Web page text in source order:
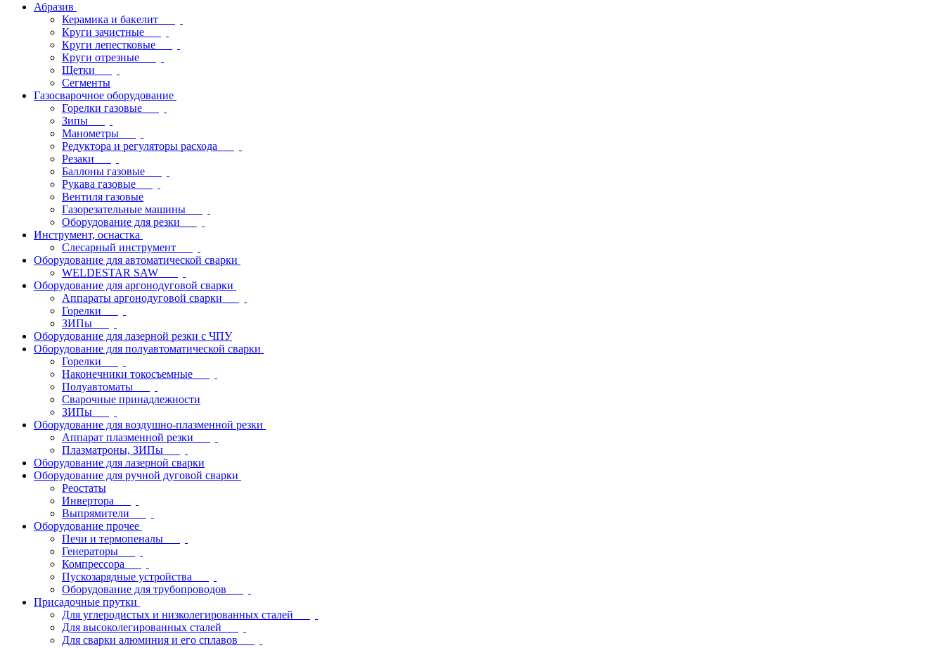
Абразив
Керамика и бакелит
Круги зачистные
Круги лепестковые
Круги отрезные
Щетки
Сегменты
Газосварочное оборудование
Горелки газовые
Зипы
Манометры
Редуктора и регуляторы расхода
Резаки
Баллоны газовые
Рукава газовые
Вентиля газовые
Газорезательные машины
Оборудование для резки
Инструмент, оснастка
Слесарный инструмент
Оборудование для автоматической сварки
WELDESTAR SAW
Оборудование для аргонодуговой сварки
Аппараты аргонодуговой сварки
Горелки
ЗИПы
Оборудование для лазерной резки с ЧПУ
Оборудование для полуавтоматической сварки
Горелки
Наконечники токосъемные
Полуавтоматы
Сварочные принадлежности
ЗИПы
Оборудование для воздушно-плазменной резки
Аппарат плазменной резки
Плазматроны, ЗИПы
Оборудование для лазерной сварки
Оборудование для ручной дуговой сварки
Реостаты
Инвертора
Выпрямители
Оборудование прочее
Печи и термопеналы
Генераторы
Компрессора
Пускозарядные устройства
Оборудование для трубопроводов
Присадочные прутки
Для углеродистых и низколегированных сталей
Для высоколегированных сталей
Для сварки алюминия и его сплавов